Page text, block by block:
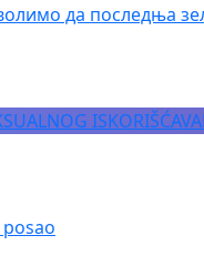
да последња